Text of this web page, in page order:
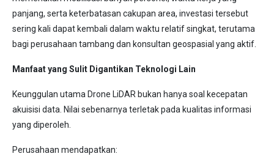
panjang, serta keterbatasan cakupan area, investasi tersebut
sering kali dapat kembali dalam waktu relatif singkat, terutama
bagi perusahaan tambang dan konsultan geospasial yang aktif.
Manfaat yang Sulit Digantikan Teknologi Lain
Keunggulan utama Drone LiDAR bukan hanya soal kecepatan
akuisisi data. Nilai sebenarnya terletak pada kualitas informasi
yang diperoleh.
Perusahaan mendapatkan: